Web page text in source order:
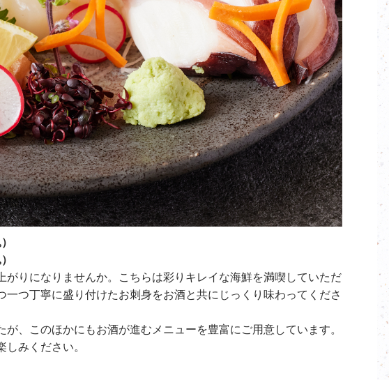
がりになりませんか。こちらは彩りキレイな海鮮を満喫していただ
つ丁寧に盛り付けたお刺身をお酒と共にじっくり味わってくださ
、このほかにもお酒が進むメニューを豊富にご用意しています。
みください。